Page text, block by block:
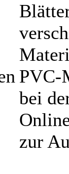
PVC-
bei
zur